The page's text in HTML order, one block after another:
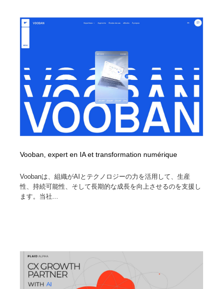
Vooban, expert en IA et transformation numérique
Voobanは、組織がAIとテクノロジーの力を活用して、生産
性、持続可能性、そして長期的な成長を向上させるのを支援し
ます。当社...